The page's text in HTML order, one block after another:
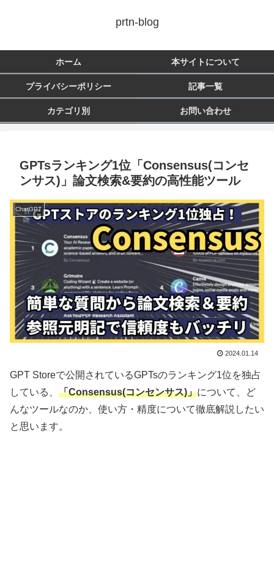
prtn-blog
ホーム 本サイトについて
プライバシーポリシー 記事一覧
カテゴリ別 お問い合わせ
GPTsランキング1位「Consensus(コンセ
ンサス)」論文検索&要約の高性能ツール
ChatGPT
2024.01.14
GPT Storeで公開されているGPTsのランキング1位を独占
している、 「Consensus(コンセンサス)」について、ど
んなツールなのか、使い方・精度について徹底解説したい
と思います。